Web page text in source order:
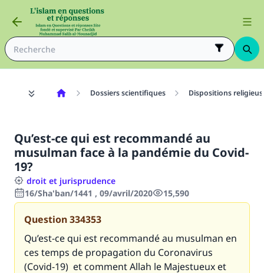
Dossiers scientifiques Dispositions
Qu’est-ce qui est recommandé au
musulman face à la pandémie du Covid-
19?
droit et jurisprudence
16/Sha'ban/1441 , 09/avril/2020
15,590
Question334353
Qu’est-ce qui est recommandé au musulman en
ces temps de propagation du Coronavirus
(Covid-19) et comment Allah le Majestueux et